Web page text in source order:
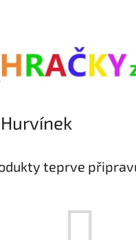
teprve